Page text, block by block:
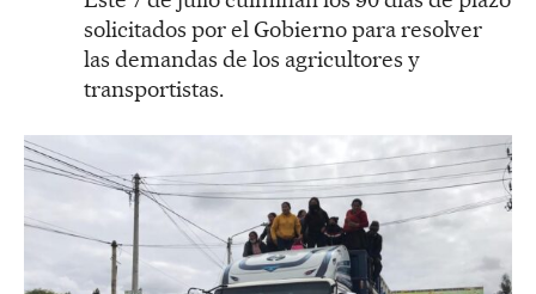
solicitados por el Gobierno para resolver
las demandas de los agricultores y
transportistas.